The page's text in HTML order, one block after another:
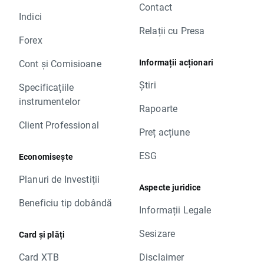
Indici
Forex
Cont și Comisioane
Specificațiile
instrumentelor
Client Professional
Economisește
Planuri de Investiții
Beneficiu tip dobândă
Card și plăți
Card XTB
Contact
Relații cu Presa
Informații acționari
Știri
Rapoarte
Preț acțiune
ESG
Aspecte juridice
Informații Legale
Sesizare
Disclaimer